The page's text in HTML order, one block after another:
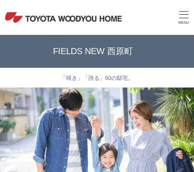
MENU
FIELDS NEW 西原町
「咲き」「誇る」60の邸宅。